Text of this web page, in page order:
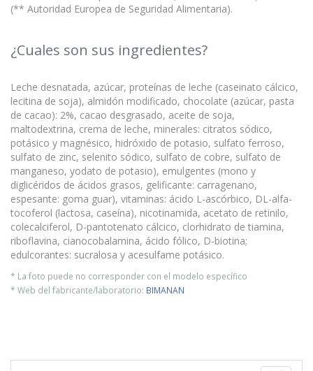
(** Autoridad Europea de Seguridad Alimentaria).
¿Cuales son sus ingredientes?
Leche desnatada, azúcar, proteínas de leche (caseinato cálcico,
lecitina de soja), almidón modificado, chocolate (azúcar, pasta
de cacao): 2%, cacao desgrasado, aceite de soja,
maltodextrina, crema de leche, minerales: citratos sódico,
potásico y magnésico, hidróxido de potasio, sulfato ferroso,
sulfato de zinc, selenito sódico, sulfato de cobre, sulfato de
manganeso, yodato de potasio), emulgentes (mono y
diglicéridos de ácidos grasos, gelificante: carragenano,
espesante: goma guar), vitaminas: ácido L-ascórbico, DL-alfa-
tocoferol (lactosa, caseína), nicotinamida, acetato de retinilo,
colecalciferol, D-pantotenato cálcico, clorhidrato de tiamina,
riboflavina, cianocobalamina, ácido fólico, D-biotina;
edulcorantes: sucralosa y acesulfame potásico.
* La foto puede no corresponder con el modelo específico
* Web del fabricante/laboratorio: BIMANAN